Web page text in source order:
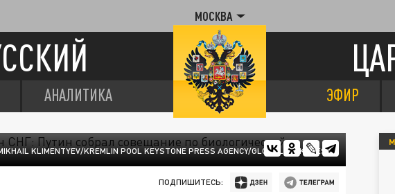
МОСКВА
АНАЛИТИКА ЭФИР
KLIMENTYEV/KREMLIN POOL KEYSTONE PRESS AGENCY/GLOBALLOOKPRESS
ПОДПИШИТЕСЬ: